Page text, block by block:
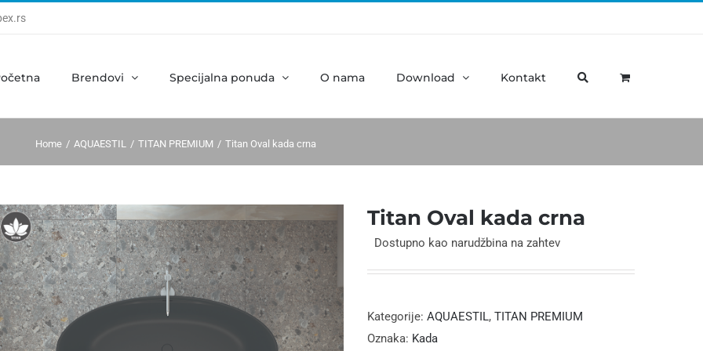
Brendovi Specijalna ponuda O nama Download Kontakt
Home AQUAESTIL TITAN PREMIUM Titan Oval kada crna
Titan Oval kada crna
Dostupno kao narudžbina na zahtev
Kategorije:AQUAESTIL,TITAN PREMIUM
Oznaka: Kada